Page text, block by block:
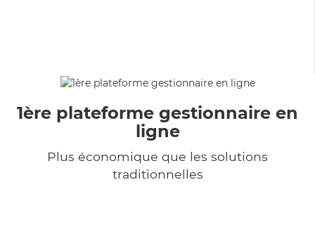
1ère plateforme gestionnaire en
ligne
Plus économique que les solutions
traditionnelles